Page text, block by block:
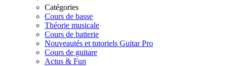
Catégories
Cours de basse
Théorie musicale
Cours de batterie
Nouveautés et tutoriels Guitar Pro
Cours de guitare
Actus & Fun